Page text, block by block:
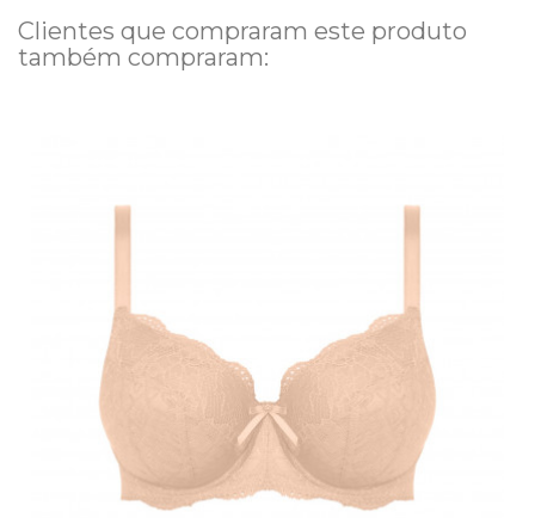
Clientes que compraram este produto
também compraram: